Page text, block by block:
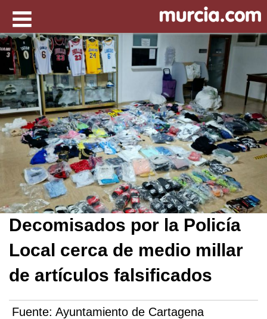
Decomisados por la Policía
Local cerca de medio millar
de artículos falsificados
Fuente: Ayuntamiento de Cartagena